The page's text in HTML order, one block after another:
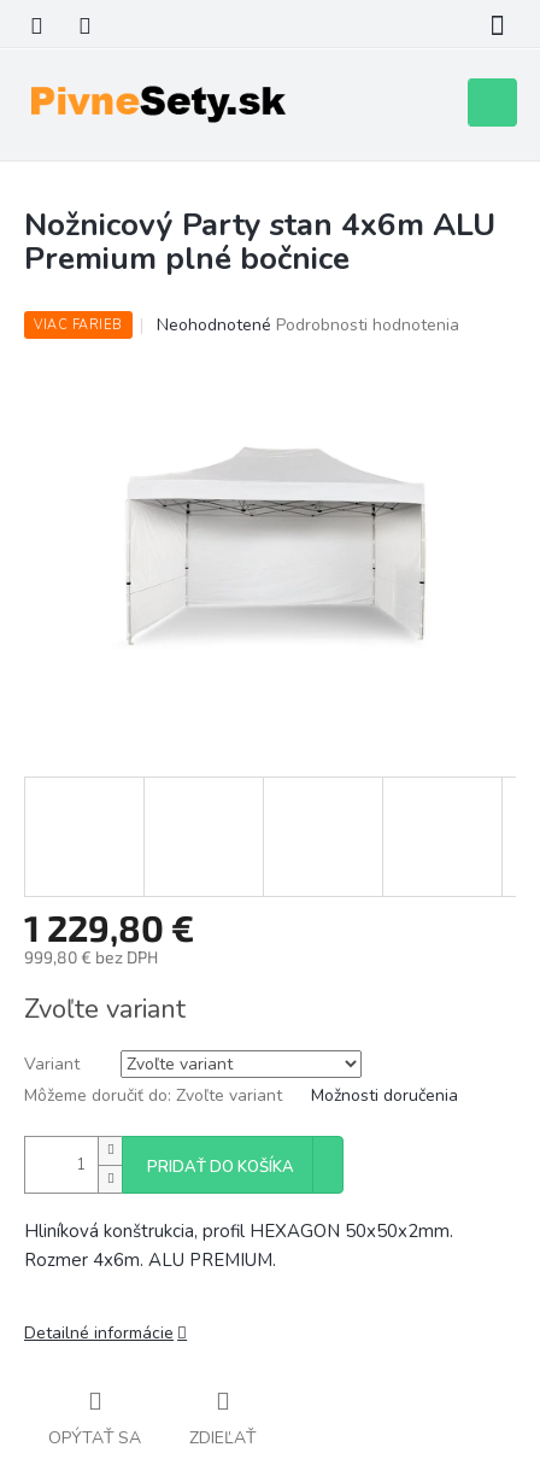
obsah
košík
Nožnicový Party stan 4x6m ALU
Premium plné bočnice
VIAC FARIEB
Priemerné
hviezdičiek.
Neohodnotené Podrobnosti hodnotenia
1 229,80 €
999,80 € bez DPH
cena:
Zvoľte variant
Variant
Môžeme doručiť do: Zvoľte variant Možnosti doručenia
PRIDAŤ DO KOŠÍKA
Hliníková konštrukcia, profil HEXAGON 50x50x2mm.
Rozmer 4x6m. ALU PREMIUM.
Detailné informácie
OPÝTAŤ SA ZDIEĽAŤ